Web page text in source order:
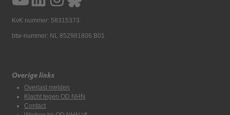
KvK nummer: 58315373
btw-nummer: NL 852981806 B01
Overige links
Overlast melden
Klacht tegen OD NHN
Contact